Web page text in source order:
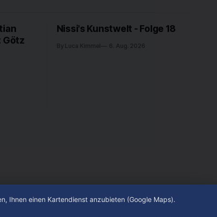
Götz
Nissi's Kunstwelt - Folge 18
By Luca Kimmel 6. Aug. 2026
Ihnen einen Kartendienst anzubieten (Google Maps).